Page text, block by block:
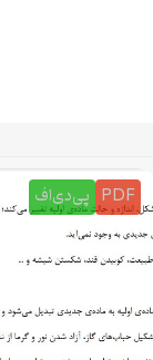
PDF پی‌دی‌اف